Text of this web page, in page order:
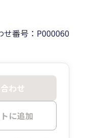
せ番号：P000060
わせ
に追加